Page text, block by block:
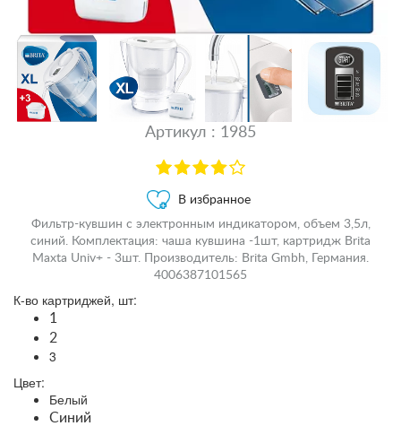
Артикул : 1985
В избранное
Фильтр-кувшин c электронным индикатором, объем 3,5л,
синий. Комплектация: чаша кувшина -1шт, картридж Brita
Maxta Univ+ - 3шт. Производитель: Brita Gmbh, Германия.
4006387101565
К-во картриджей, шт:
1
2
3
Цвет:
Белый
Синий